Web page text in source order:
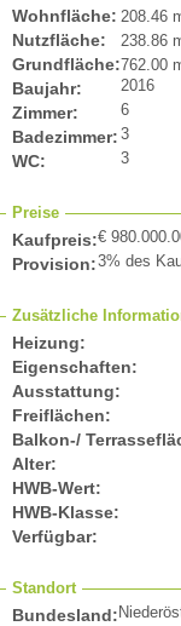
Wohnfläche: 208.46
Nutzfläche: 238.86
Grundfläche:762.00
Baujahr: 2016
Zimmer: 6
Badezimmer: 3
WC: 3
Preise
Kaufpreis:€
Provision:3% des
Zusätzliche
Heizung:
Eigenschaften:
Ausstattung:
Freiflächen:
Balkon-/
Alter:
HWB-Wert:
HWB-Klasse:
Verfügbar:
Standort
Bundesland: